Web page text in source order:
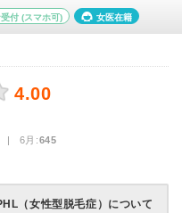
付 (スマホ可) 女医在籍
4.00
| 6月:645
（女性型脱毛症）について